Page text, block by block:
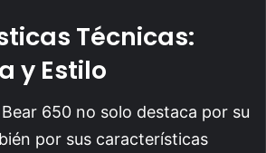
Técnicas:
y Estilo
650 no solo destaca por su
por sus características